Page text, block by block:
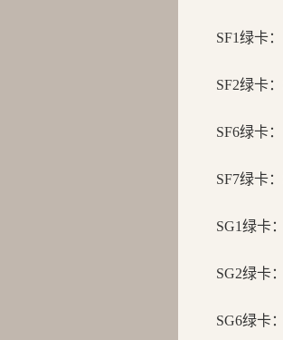
SF1绿卡：
SF2绿卡：
SF6绿卡：
SF7绿卡：
SG1绿卡：
SG2绿卡：
SG6绿卡：